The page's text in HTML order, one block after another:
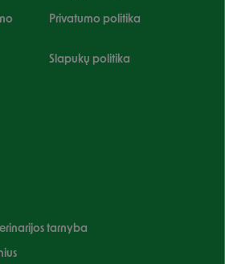
Privatumo politika
Slapukų politika
tarnyba